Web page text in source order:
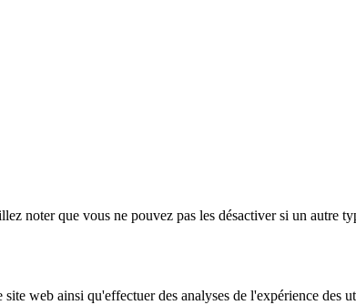
noter que vous ne pouvez pas les désactiver si un autre
web ainsi qu'effectuer des analyses de l'expérience des